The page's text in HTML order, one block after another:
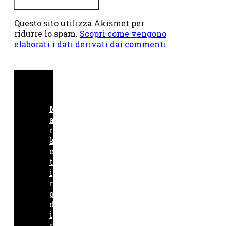
Questo sito utilizza Akismet per
ridurre lo spam. Scopri come vengono
elaborati i dati derivati dai commenti.
M
a
r
k
e
t
i
n
g
d
i